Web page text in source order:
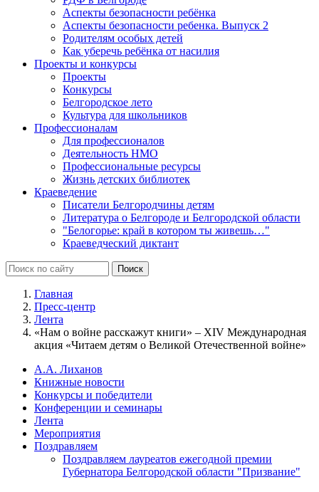
Аспекты безопасности ребёнка
Аспекты безопасности ребенка. Выпуск 2
Родителям особых детей
Как уберечь ребёнка от насилия
Проекты и конкурсы
Проекты
Конкурсы
Белгородское лето
Культура для школьников
Профессионалам
Для профессионалов
Деятельность НМО
Профессиональные ресурсы
Жизнь детских библиотек
Краеведение
Писатели Белгородчины детям
Литература о Белгороде и Белгородской области
"Белогорье: край в котором ты живешь…"
Краеведческий диктант
Главная
Пресс-центр
Лента
«Нам о войне расскажут книги» – XIV Международная
акция «Читаем детям о Великой Отечественной войне»
А.А. Лиханов
Книжные новости
Конкурсы и победители
Конференции и семинары
Лента
Мероприятия
Поздравляем
Поздравляем лауреатов ежегодной премии
Губернатора Белгородской области "Призвание"